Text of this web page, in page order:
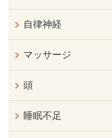
自律神経
マッサージ
頭
睡眠不足